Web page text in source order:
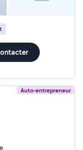
Auto-entrepreneur